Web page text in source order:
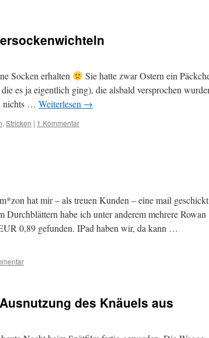
Socken erhalten
Sie hatte zwar Ostern ein
es ja eigentlich ging), die alsbald versprochen
nichts … Weiterlesen →
, Stricken | 1 Kommentar
hat mir – als treuen Kunden – eine mail geschickt
habe ich unter anderem mehrere Rowan
0,89 gefunden. IPad haben wir, da kann …
des Knäuels aus